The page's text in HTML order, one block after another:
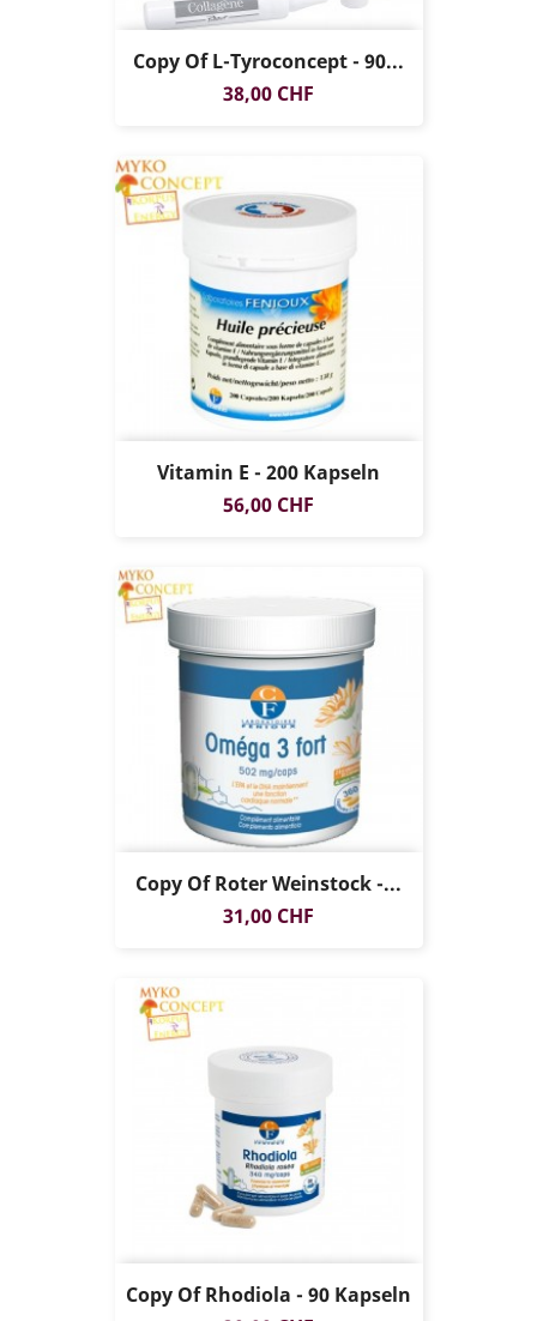
Copy Of L-Tyroconcept - 90...
Preis
38,00 CHF
Vitamin E - 200 Kapseln
Preis
56,00 CHF
Copy Of Roter Weinstock -...
Preis
31,00 CHF
Copy Of Rhodiola - 90 Kapseln